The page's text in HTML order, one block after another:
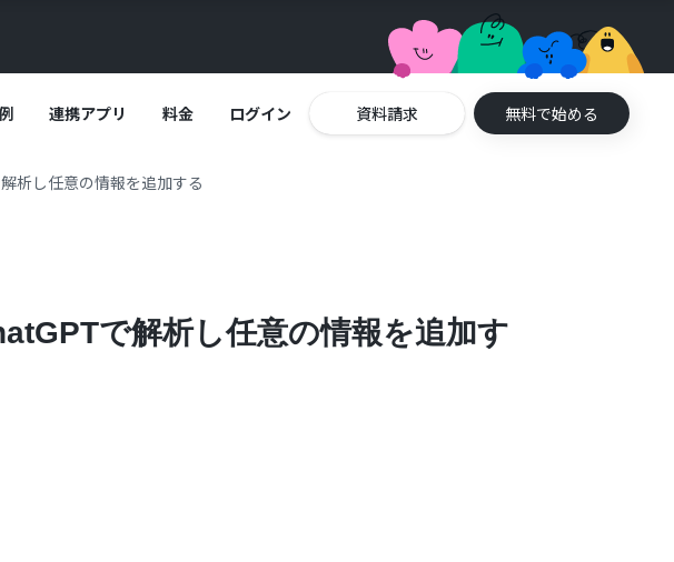
連携アプリ 料金 ログイン 資料請求 無料で始める
析し任意の情報を追加する
で解析し任意の情報を追加す